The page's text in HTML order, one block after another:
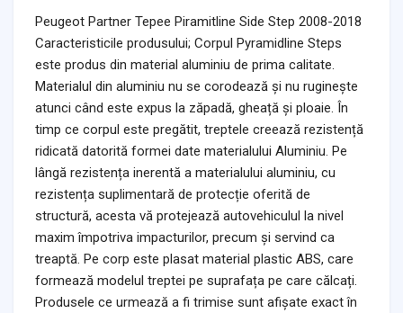
Peugeot Partner Tepee Piramitline Side Step 2008-2018
Caracteristicile produsului; Corpul Pyramidline Steps
este produs din material aluminiu de prima calitate.
Materialul din aluminiu nu se corodează și nu ruginește
atunci când este expus la zăpadă, gheață și ploaie. În
timp ce corpul este pregătit, treptele creează rezistență
ridicată datorită formei date materialului Aluminiu. Pe
lângă rezistența inerentă a materialului aluminiu, cu
rezistența suplimentară de protecție oferită de
structură, acesta vă protejează autovehiculul la nivel
maxim împotriva impacturilor, precum și servind ca
treaptă. Pe corp este plasat material plastic ABS, care
formează modelul treptei pe suprafața pe care călcați.
Produsele ce urmează a fi trimise sunt afișate exact în